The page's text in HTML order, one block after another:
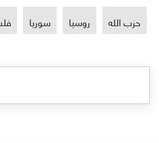
حزب الله روسيا سوريا